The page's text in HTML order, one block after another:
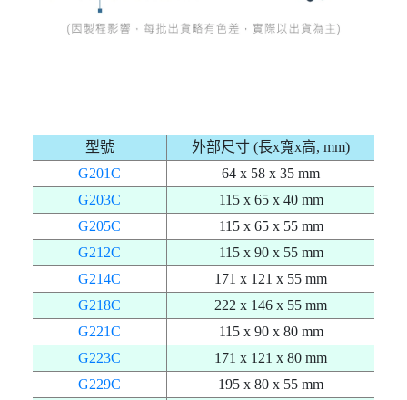
型號
外部尺寸 (長x寬x高, mm)
G201C
64 x 58 x 35 mm
G203C
115 x 65 x 40 mm
G205C
115 x 65 x 55 mm
G212C
115 x 90 x 55 mm
G214C
171 x 121 x 55 mm
G218C
222 x 146 x 55 mm
G221C
115 x 90 x 80 mm
G223C
171 x 121 x 80 mm
G229C
195 x 80 x 55 mm